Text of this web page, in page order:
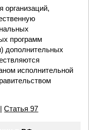
организаций,
программ
дополнительных
исполнительной
|Статья 97